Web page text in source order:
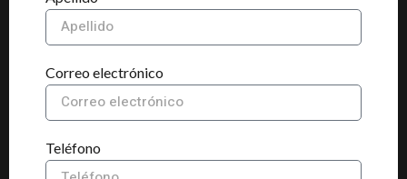
Correo electrónico
Teléfono